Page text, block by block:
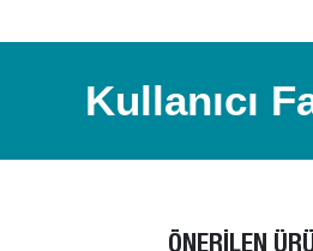
Kullanıcı